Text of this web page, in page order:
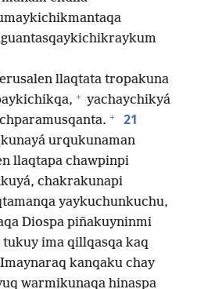
llaqtata tropakuna
+ yachaychikyá
+ 21
urqukunaman
llaqtapa chawpinpi
chakrakunapi
yaykuchunkuchu,
Diospa piñakuyninmi
ima qillqasqa kaq
kanqaku chay
warmikunaqa hinaspa